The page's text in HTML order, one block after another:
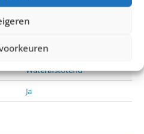
35L
Black
Basil
Waterafstotend
Ja